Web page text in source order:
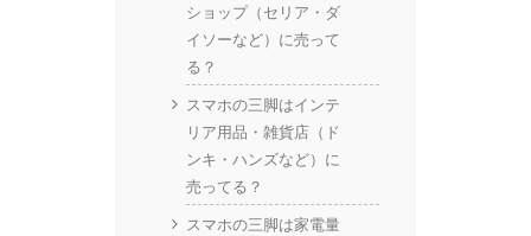
ショップ（セリア・ダ
イソーなど）に売って
る？
スマホの三脚はインテ
リア用品・雑貨店（ド
ンキ・ハンズなど）に
売ってる？
スマホの三脚は家電量